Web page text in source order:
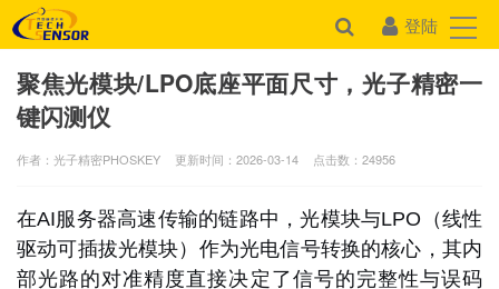
登陆
聚焦光模块/LPO底座平面尺寸，光子精密一
键闪测仪
作者：光子精密PHOSKEY 更新时间：2026-03-14 点击数： 24956
在AI服务器高速传输的链路中，光模块与LPO（线性
驱动可插拔光模块）作为光电信号转换的核心，其内
部光路的对准精度直接决定了信号的完整性与误码